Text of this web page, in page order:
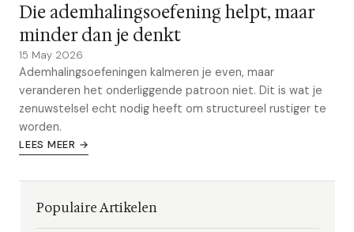
Die ademhalingsoefening helpt, maar
minder dan je denkt
15 May 2026
Ademhalingsoefeningen kalmeren je even, maar
veranderen het onderliggende patroon niet. Dit is wat je
zenuwstelsel echt nodig heeft om structureel rustiger te
worden.
LEES MEER →
Populaire Artikelen